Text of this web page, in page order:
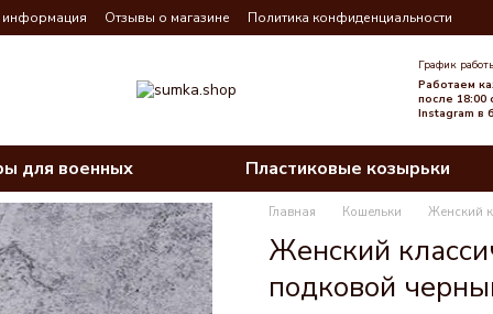
информация Отзывы о магазине Политика конфиденциальности
График
Работаем
после 18:00
Instagram в
для военных Пластиковые козырьки
Главная Кошельки Женский
Женский
подковой